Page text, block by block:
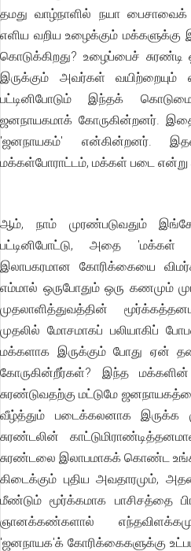
தமது வாழ்நாளில் நயா பைசாவைக்
எளிய வறிய உழைக்கும்
கொடுக்கிறது? உழைப்பைச் சுரண்டி
இருக்கும் அவர்கள் வயிற்றையும்
பட்டினிபோடும் இந்தக்
ஜனநாயகமாக் கோருகின்றனர்.
'ஜனநாயகம்' என்கின்றனர்.
மக்கள்போராட்டம், மக்கள் படை என்று
ஆம், நாம் முரண்படுவதும்
பட்டினிபோட்டு, அதை
இலாபகரமான கோரிக்கையை
எம்மால் ஒருபோதும் ஒரு கணமும்
முதலாளித்துவத்தின்
முதலில் மோசமாகப் பலியாகிப்
மக்களாக இருக்கும் போது ஏன்
கோருகின்றீர்கள்? இந்த மக்களின்
சுரண்டுவதற்கு மட்டுமே
வீழ்த்தும் படைக்கலனாக இருக்க
சுரண்டலின்
சுரண்டலை இலாபமாகக் கொண்ட
கிடைக்கும் புதிய அவதாரமும்,
மீண்டும் மூர்க்கமாக பாசிசத்தை
ஞானக்கண்களால்
'ஜனநாயக'க் கோரிக்கைகளுக்கு